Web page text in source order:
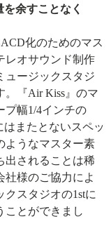
余すことなく
化のためのマス
レオサウンド制作
ュージックスタジ
。『Air Kiss』のマ
プ幅1/4インチの
はまたとないスペッ
ようなマスター素
出されることは稀
社様のご協力によ
スタジオの1stに
ことができまし